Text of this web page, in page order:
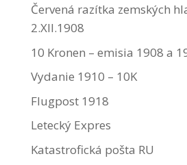
Červená razítka zemských
2.XII.1908
10 Kronen – emisia 1908 a
Vydanie 1910 – 10K
Flugpost 1918
Letecký Expres
Katastrofická pošta RU